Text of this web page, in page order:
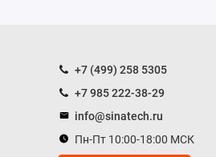
+7 (499) 258 5305
+7 985 222-38-29
info@sinatech.ru
Пн-Пт 10:00-18:00 МСК